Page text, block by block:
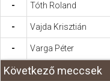
- Tóth Roland
- Vajda Krisztián
- Varga Péter
Következő meccsek